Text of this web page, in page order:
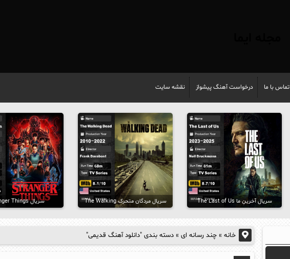
تماس با ما درخواست آهنگ پیشواز نقشه سایت
سریال آخرینِ ما The Last of Us
سریال مردگان متحرک The Walking
Dead
سریال Stranger Things
خانه »چند رسانه ای »دسته‌ بندی "دانلود آهنگ قدیمی"